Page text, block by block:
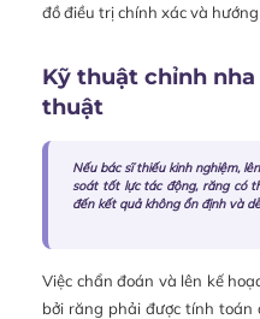
đồ điều trị chính xác và
Kỹ thuật chỉnh
thuật
Nếu bác sĩ thiếu kinh nghiệm,
soát tốt lực tác động, răng có
đến kết quả không ổn định và
Việc chẩn đoán và lên kế
bởi răng phải được tính toán